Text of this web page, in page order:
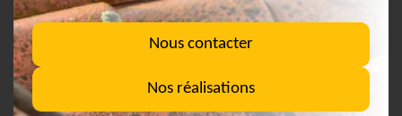
Nous contacter
Nos réalisations